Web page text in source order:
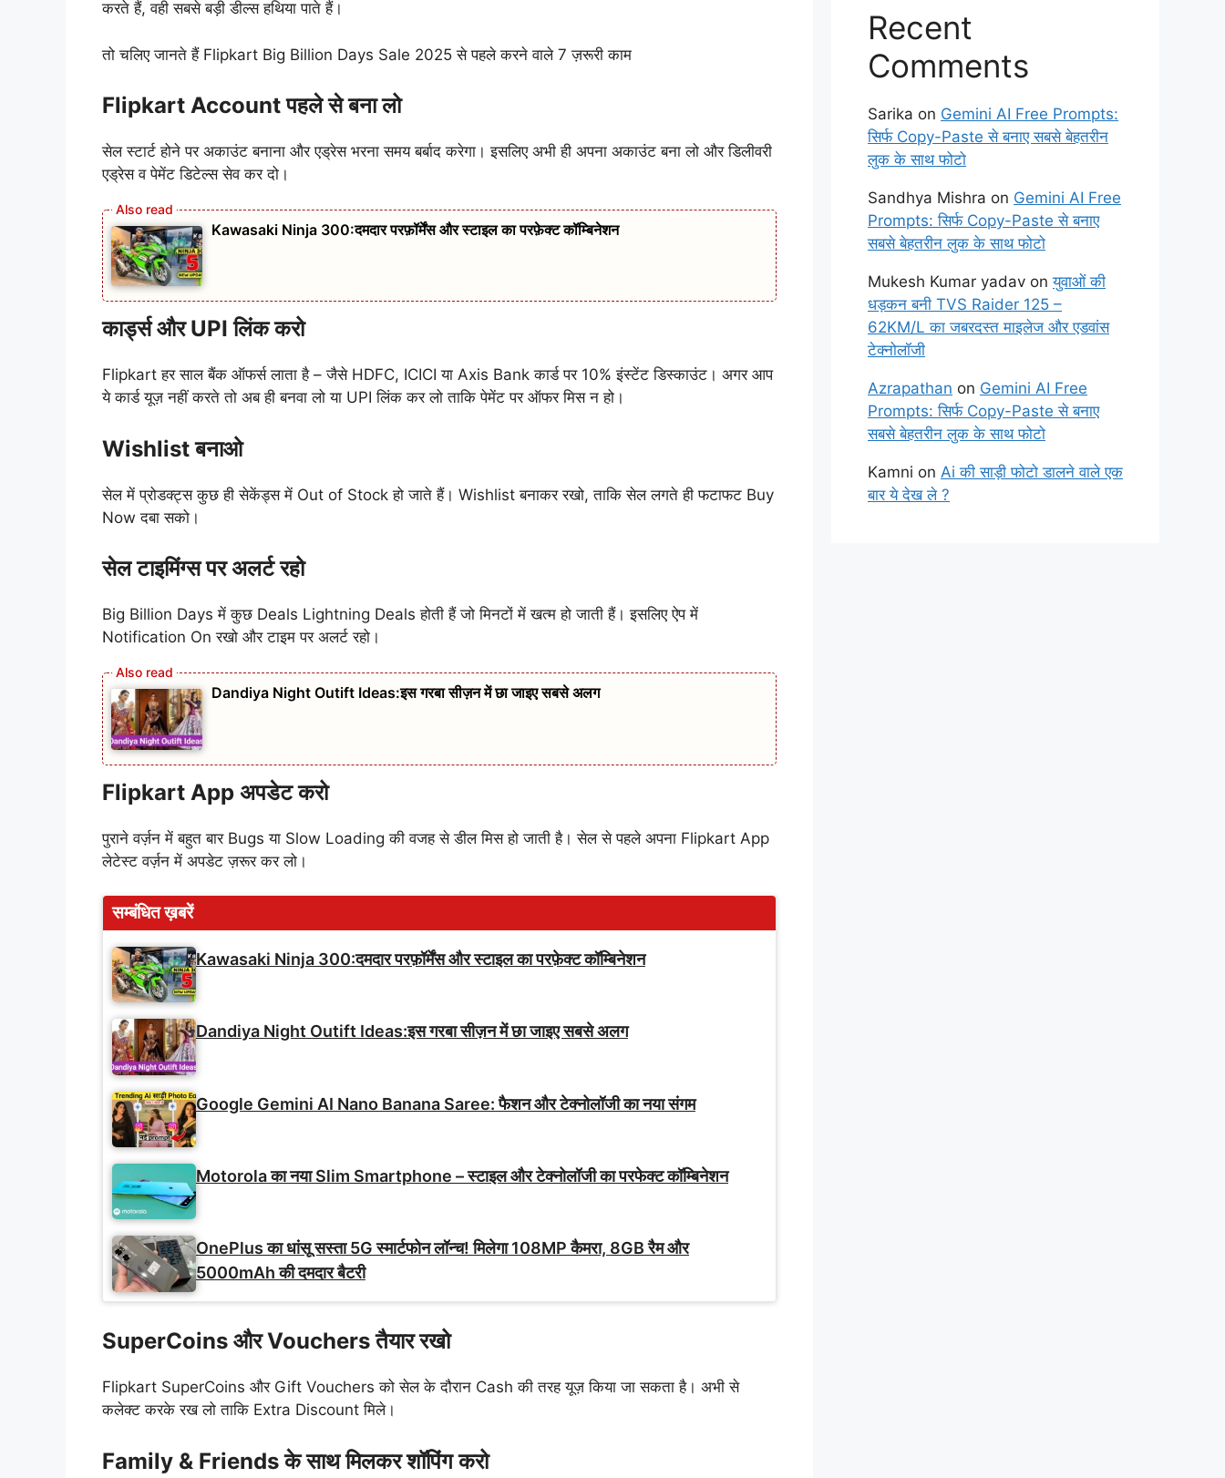
करते हैं, वही सबसे बड़ी डील्स हथिया पाते हैं।
तो चलिए जानते हैं Flipkart Big Billion Days Sale 2025 से पहले करने वाले 7 ज़रूरी काम
Flipkart Account पहले से बना लो
सेल स्टार्ट होने पर अकाउंट बनाना और एड्रेस भरना समय बर्बाद करेगा। इसलिए अभी ही अपना अकाउंट बना लो और डिलीवरी
एड्रेस व पेमेंट डिटेल्स सेव कर दो।
Kawasaki Ninja 300:दमदार परफ़ॉर्मेंस और स्टाइल का परफ़ेक्ट कॉम्बिनेशन
कार्ड्स और UPI लिंक करो
Flipkart हर साल बैंक ऑफर्स लाता है – जैसे HDFC, ICICI या Axis Bank कार्ड पर 10% इंस्टेंट डिस्काउंट। अगर आप
ये कार्ड यूज़ नहीं करते तो अब ही बनवा लो या UPI लिंक कर लो ताकि पेमेंट पर ऑफर मिस न हो।
Wishlist बनाओ
सेल में प्रोडक्ट्स कुछ ही सेकेंड्स में Out of Stock हो जाते हैं। Wishlist बनाकर रखो, ताकि सेल लगते ही फटाफट Buy
Now दबा सको।
सेल टाइमिंग्स पर अलर्ट रहो
Big Billion Days में कुछ Deals Lightning Deals होती हैं जो मिनटों में खत्म हो जाती हैं। इसलिए ऐप में
Notification On रखो और टाइम पर अलर्ट रहो।
Dandiya Night Outift Ideas:इस गरबा सीज़न में छा जाइए सबसे अलग
Flipkart App अपडेट करो
पुराने वर्ज़न में बहुत बार Bugs या Slow Loading की वजह से डील मिस हो जाती है। सेल से पहले अपना Flipkart App
लेटेस्ट वर्ज़न में अपडेट ज़रूर कर लो।
सम्बंधित ख़बरें
Kawasaki Ninja 300:दमदार परफ़ॉर्मेंस और स्टाइल का परफ़ेक्ट कॉम्बिनेशन
Dandiya Night Outift Ideas:इस गरबा सीज़न में छा जाइए सबसे अलग
Google Gemini AI Nano Banana Saree: फैशन और टेक्नोलॉजी का नया संगम
Motorola का नया Slim Smartphone – स्टाइल और टेक्नोलॉजी का परफेक्ट कॉम्बिनेशन
OnePlus का धांसू सस्ता 5G स्मार्टफोन लॉन्च! मिलेगा 108MP कैमरा, 8GB रैम और
5000mAh की दमदार बैटरी
SuperCoins और Vouchers तैयार रखो
Flipkart SuperCoins और Gift Vouchers को सेल के दौरान Cash की तरह यूज़ किया जा सकता है। अभी से
कलेक्ट करके रख लो ताकि Extra Discount मिले।
Family & Friends के साथ मिलकर शॉपिंग करो
Recent
Comments
Sarika on Gemini AI Free Prompts:
सिर्फ Copy-Paste से बनाए सबसे बेहतरीन
लुक के साथ फोटो
Sandhya Mishra on Gemini AI Free
Prompts: सिर्फ Copy-Paste से बनाए
सबसे बेहतरीन लुक के साथ फोटो
Mukesh Kumar yadav onयुवाओं की
धड़कन बनी TVS Raider 125 –
62KM/L का जबरदस्त माइलेज और एडवांस
टेक्नोलॉजी
Azrapathan on Gemini AI Free
Prompts: सिर्फ Copy-Paste से बनाए
सबसे बेहतरीन लुक के साथ फोटो
Kamni on Ai की साड़ी फोटो डालने वाले एक
बार ये देख ले ?